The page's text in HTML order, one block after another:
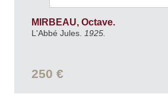
MIRBEAU, Octave.
L'Abbé Jules. 1925.
250 €